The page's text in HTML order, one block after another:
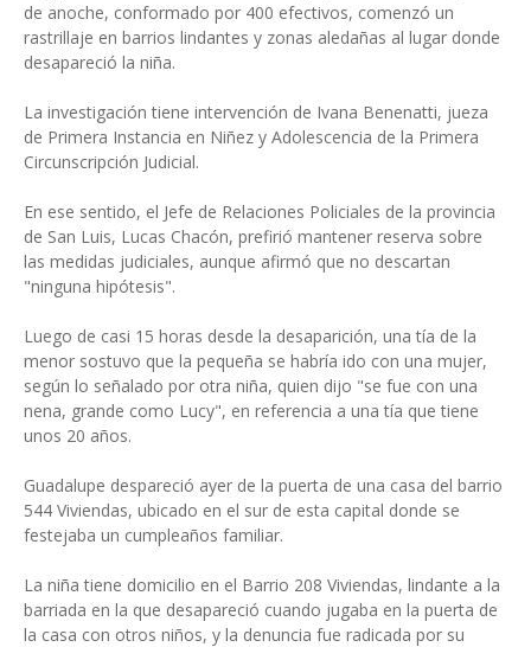
de anoche, conformado por 400 efectivos, comenzó un
rastrillaje en barrios lindantes y zonas aledañas al lugar donde
desapareció la niña.
La investigación tiene intervención de Ivana Benenatti, jueza
de Primera Instancia en Niñez y Adolescencia de la Primera
Circunscripción Judicial.
En ese sentido, el Jefe de Relaciones Policiales de la provincia
de San Luis, Lucas Chacón, prefirió mantener reserva sobre
las medidas judiciales, aunque afirmó que no descartan
"ninguna hipótesis".
Luego de casi 15 horas desde la desaparición, una tía de la
menor sostuvo que la pequeña se habría ido con una mujer,
según lo señalado por otra niña, quien dijo "se fue con una
nena, grande como Lucy", en referencia a una tía que tiene
unos 20 años.
Guadalupe despareció ayer de la puerta de una casa del barrio
544 Viviendas, ubicado en el sur de esta capital donde se
festejaba un cumpleaños familiar.
La niña tiene domicilio en el Barrio 208 Viviendas, lindante a la
barriada en la que desapareció cuando jugaba en la puerta de
la casa con otros niños, y la denuncia fue radicada por su